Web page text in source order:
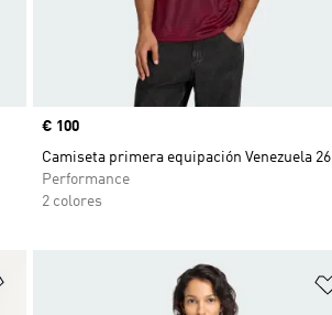
Precio
€ 100
Camiseta primera equipación Venezuela 26
Performance
2 colores
Añadir a la lista de deseos